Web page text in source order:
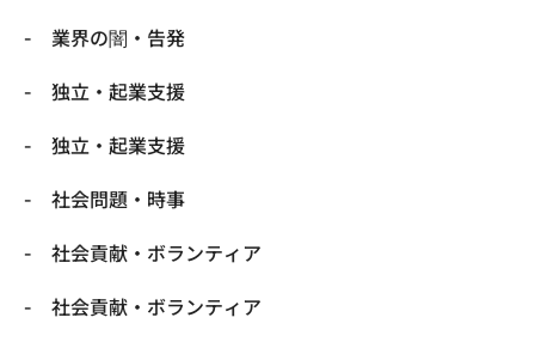
業界の闇・告発
独立・起業支援
独立・起業支援
社会問題・時事
社会貢献・ボランティア
社会貢献・ボランティア